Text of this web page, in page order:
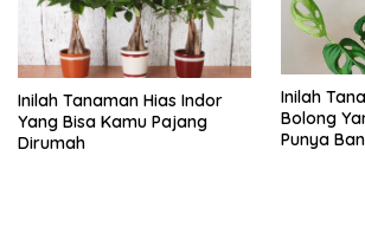
Inilah Tanaman Hias Indor
Yang Bisa Kamu Pajang
Dirumah
Inilah
Bolong
Punya